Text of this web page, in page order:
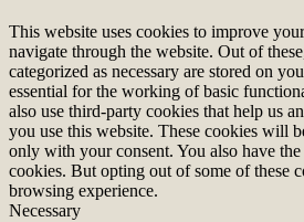
This website uses cookies to improve
navigate through the website. Out of
categorized as necessary are stored on
essential for the working of basic
also use third-party cookies that help us
you use this website. These cookies will
only with your consent. You also have
cookies. But opting out of some of these
browsing experience.
Necessary